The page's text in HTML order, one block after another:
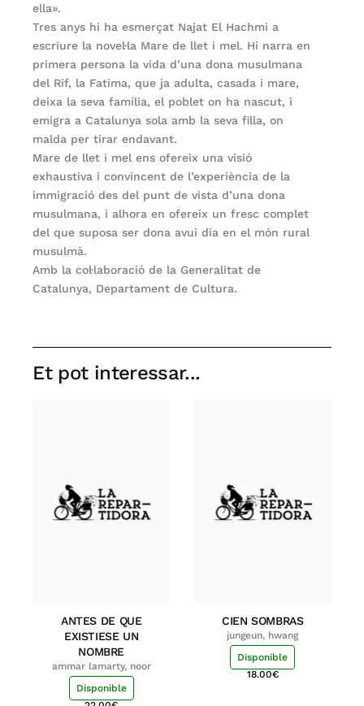
ella».
Tres anys hi ha esmerçat Najat El Hachmi a
escriure la novel·la Mare de llet i mel. Hi narra en
primera persona la vida d’una dona musulmana
del Rif, la Fatima, que ja adulta, casada i mare,
deixa la seva família, el poblet on ha nascut, i
emigra a Catalunya sola amb la seva filla, on
malda per tirar endavant.
Mare de llet i mel ens ofereix una visió
exhaustiva i convincent de l’experiència de la
immigració des del punt de vista d’una dona
musulmana, i alhora en ofereix un fresc complet
del que suposa ser dona avui dia en el món rural
musulmà.
Amb la col·laboració de la Generalitat de
Catalunya, Departament de Cultura.
Et pot interessar...
ANTES DE QUE
EXISTIESE UN
NOMBRE
ammar lamarty, noor
Disponible
CIEN SOMBRAS
jungeun, hwang
Disponible
18.00€